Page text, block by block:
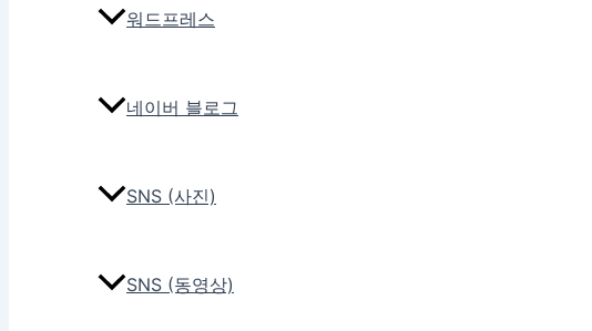
워드프레스
네이버 블로그
SNS (사진)
SNS (동영상)